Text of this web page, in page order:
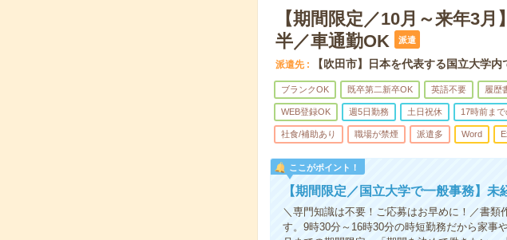
【期間限定／10月～来年3
半／車通勤OK
派遣
派遣先 【吹田市】日本を代表する国立大学内
ブランクOK 既卒第二新卒OK 英語不要 履歴
WEB登録OK 週5日勤務 土日祝休 17時前ま
社食/補助あり 職場が禁煙 派遣多 Word
ここがポイント！
【期間限定／国立大学で一般事務】
＼専門知識は不要！ご応募はお早めに！／書
す。9時30分～16時30分の時短勤務だから家